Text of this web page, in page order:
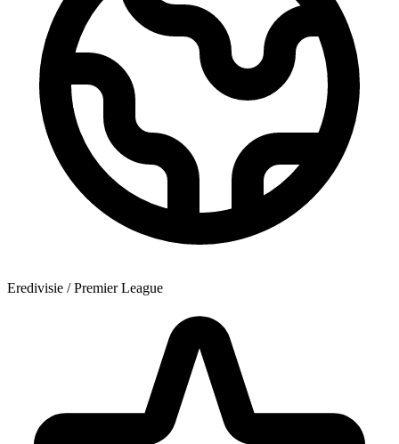
Eredivisie / Premier League